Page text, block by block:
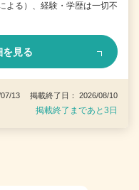
よる）、経験・学歴は一切不
を見る
07/13 掲載終了日： 2026/08/10
掲載終了まであと3日